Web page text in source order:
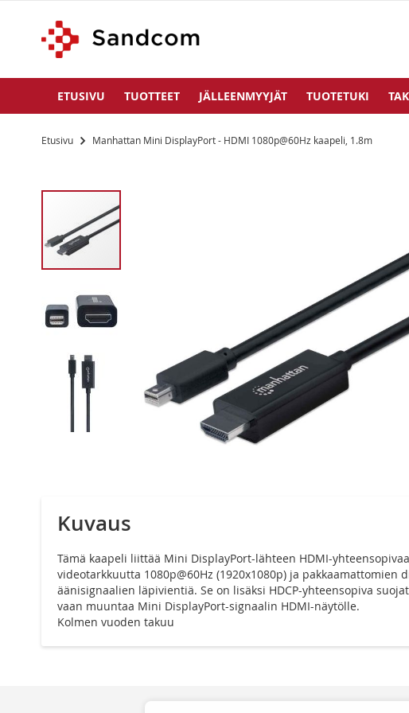
ETUSIVU TUOTTEET JÄLLEENMYYJÄT TUOTETUKI
Etusivu Manhattan Mini DisplayPort - HDMI 1080p@60Hz kaapeli, 1.8m
Siirry
kuvagallerian
loppuun
Kuvaus
Tämä kaapeli liittää Mini DisplayPort-lähteen HDMI-
videotarkkuutta 1080p@60Hz (1920x1080p) ja pakkaamattomien
äänisignaalien läpivientiä. Se on lisäksi HDCP-yhteensopiva
vaan muuntaa Mini DisplayPort-signaalin HDMI-näytölle.
Kolmen vuoden takuu